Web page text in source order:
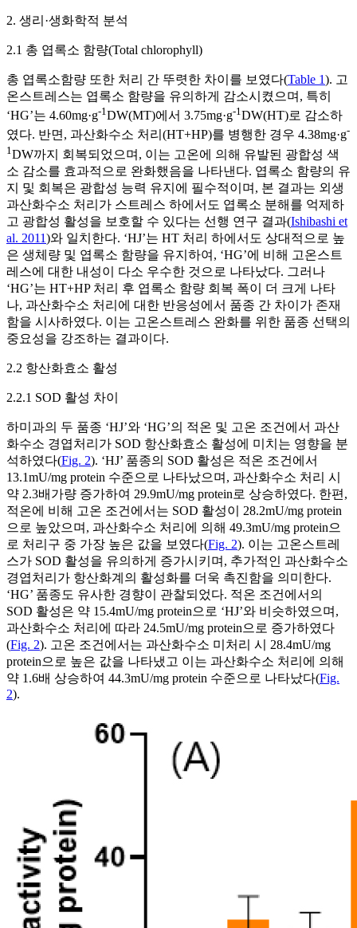
2. 생리·생화학적 분석
2.1 총 엽록소 함량(Total chlorophyll)
총 엽록소함량 또한 처리 간 뚜렷한 차이를 보였다(Table 1). 고
온스트레스는 엽록소 함량을 유의하게 감소시켰으며, 특히
‘HG’는 4.60mg·g-1DW(MT)에서 3.75mg·g-1DW(HT)로 감소하
였다. 반면, 과산화수소 처리(HT+HP)를 병행한 경우 4.38mg·g-
1 DW까지 회복되었으며, 이는 고온에 의해 유발된 광합성 색
소 감소를 효과적으로 완화했음을 나타낸다. 엽록소 함량의 유
지 및 회복은 광합성 능력 유지에 필수적이며, 본 결과는 외생
과산화수소 처리가 스트레스 하에서도 엽록소 분해를 억제하
고 광합성 활성을 보호할 수 있다는 선행 연구 결과(Ishibashi et
al. 2011)와 일치한다. ‘HJ’는 HT 처리 하에서도 상대적으로 높
은 생체량 및 엽록소 함량을 유지하여, ‘HG’에 비해 고온스트
레스에 대한 내성이 다소 우수한 것으로 나타났다. 그러나
‘HG’는 HT+HP 처리 후 엽록소 함량 회복 폭이 더 크게 나타
나, 과산화수소 처리에 대한 반응성에서 품종 간 차이가 존재
함을 시사하였다. 이는 고온스트레스 완화를 위한 품종 선택의
중요성을 강조하는 결과이다.
2.2 항산화효소 활성
2.2.1 SOD 활성 차이
하미과의 두 품종 ‘HJ’와 ‘HG’의 적온 및 고온 조건에서 과산
화수소 경엽처리가 SOD 항산화효소 활성에 미치는 영향을 분
석하였다(Fig. 2). ‘HJ’ 품종의 SOD 활성은 적온 조건에서
13.1mU/mg protein 수준으로 나타났으며, 과산화수소 처리 시
약 2.3배가량 증가하여 29.9mU/mg protein로 상승하였다. 한편,
적온에 비해 고온 조건에서는 SOD 활성이 28.2mU/mg protein
으로 높았으며, 과산화수소 처리에 의해 49.3mU/mg protein으
로 처리구 중 가장 높은 값을 보였다(Fig. 2). 이는 고온스트레
스가 SOD 활성을 유의하게 증가시키며, 추가적인 과산화수소
경엽처리가 항산화계의 활성화를 더욱 촉진함을 의미한다.
‘HG’ 품종도 유사한 경향이 관찰되었다. 적온 조건에서의
SOD 활성은 약 15.4mU/mg protein으로 ‘HJ’와 비슷하였으며,
과산화수소 처리에 따라 24.5mU/mg protein으로 증가하였다
(Fig. 2). 고온 조건에서는 과산화수소 미처리 시 28.4mU/mg
protein으로 높은 값을 나타냈고 이는 과산화수소 처리에 의해
약 1.6배 상승하여 44.3mU/mg protein 수준으로 나타났다(Fig.
2).